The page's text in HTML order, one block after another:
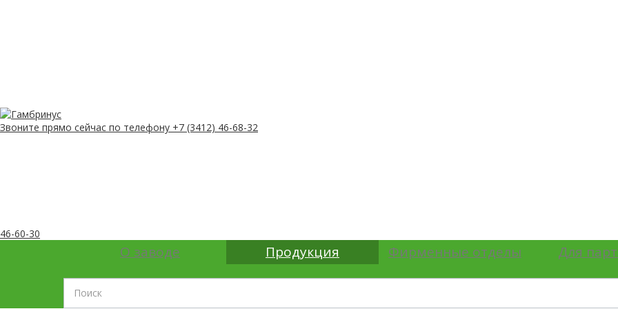
Звоните прямо сейчас по телефону +7 (3412) 46-68-32
46-60-30
О заводе Продукция Фирменные отделы Для